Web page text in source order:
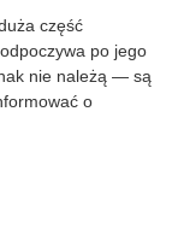
część
po jego
nie należą — są
o